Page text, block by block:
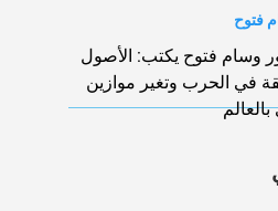
فتوح
وسام فتوح يكتب: الأصول
في الحرب وتغير موازين